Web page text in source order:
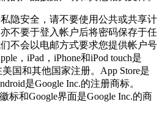
隐安全，请不要使用公共或共享计
不要于登入帐户后将密码保存于任
不会以电邮方式要求您提供帐户号
，iPad，iPhone和iPod touch是
国和其他国家注册。App Store是
是Google Inc.的注册商标。
标和Google界面是Google Inc.的商